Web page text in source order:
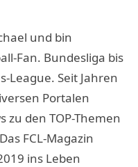
und bin
Fan. Bundesliga bis
League. Seit Jahren
Portalen
zu den TOP-Themen
FCL-Magazin
ins Leben